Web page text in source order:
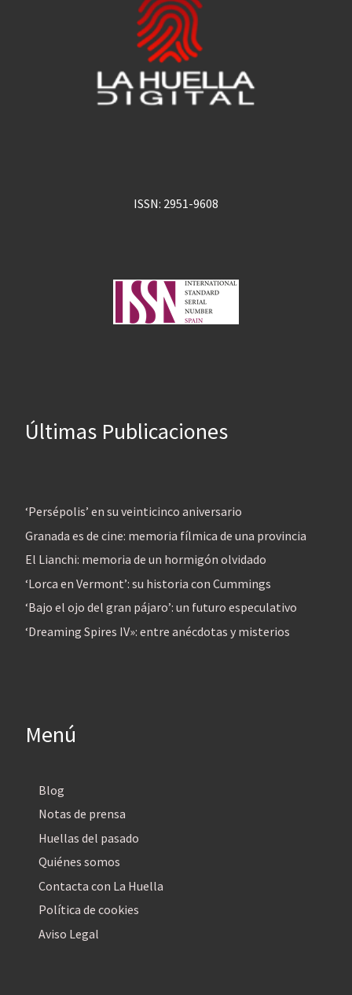
ISSN: 2951-9608
Últimas Publicaciones
‘Persépolis’ en su veinticinco aniversario
Granada es de cine: memoria fílmica de una provincia
El Lianchi: memoria de un hormigón olvidado
‘Lorca en Vermont’: su historia con Cummings
‘Bajo el ojo del gran pájaro’: un futuro especulativo
‘Dreaming Spires IV»: entre anécdotas y misterios
Menú
Blog
Notas de prensa
Huellas del pasado
Quiénes somos
Contacta con La Huella
Política de cookies
Aviso Legal